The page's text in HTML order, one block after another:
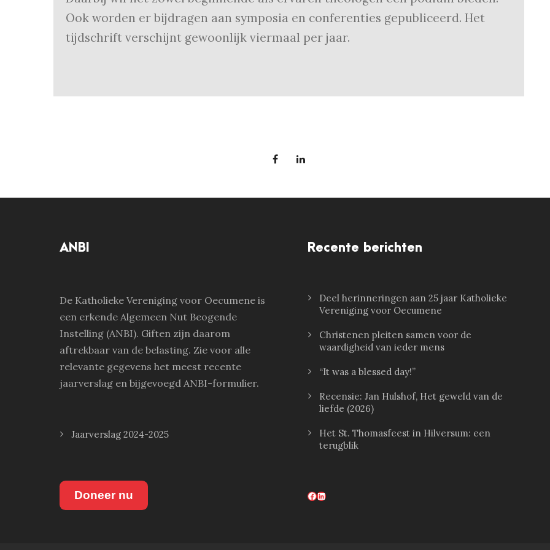
Ook worden er bijdragen aan symposia en conferenties gepubliceerd. Het
tijdschrift verschijnt gewoonlijk viermaal per jaar.
ANBI
De Katholieke Vereniging voor Oecumene is
een erkende Algemeen Nut Beogende
Instelling (ANBI). Giften zijn daarom
aftrekbaar van de belasting. Zie voor alle
relevante gegevens het meest recente
jaarverslag en bijgevoegd ANBI-formulier.
Jaarverslag 2024-2025
Doneer nu
Recente berichten
Deel herinneringen aan 25 jaar Katholieke
Vereniging voor Oecumene
Christenen pleiten samen voor de
waardigheid van ieder mens
“It was a blessed day!”
Recensie: Jan Hulshof, Het geweld van de
liefde (2026)
Het St. Thomasfeest in Hilversum: een
terugblik
Facebook LinkedIn